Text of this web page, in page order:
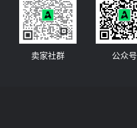
卖家社群 公众号